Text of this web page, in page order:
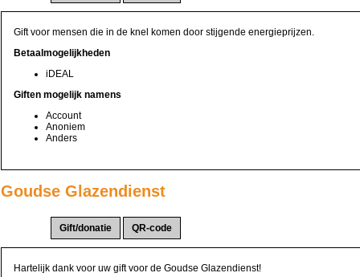
Gift voor mensen die in de knel komen door stijgende energieprijzen.
Betaalmogelijkheden
iDEAL
Giften mogelijk namens
Account
Anoniem
Anders
Goudse Glazendienst
Hartelijk dank voor uw gift voor de Goudse Glazendienst!